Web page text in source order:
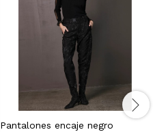
Pantalones encaje negro